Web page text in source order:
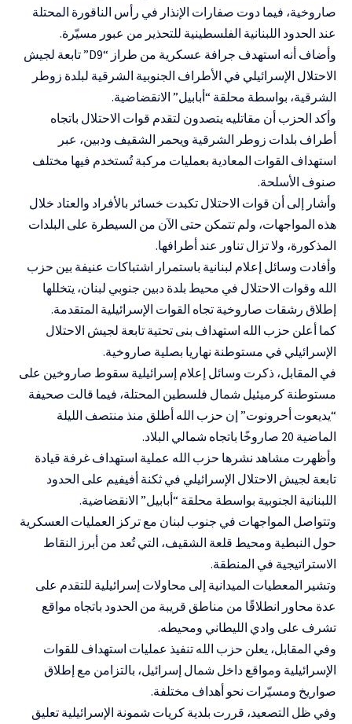
صاروخية، فيما دوت صفارات الإنذار في رأس الناقورة المحتلة
عند الحدود اللبنانية الفلسطينية للتحذير من عبور مسيّرة.
وأضاف أنه استهدف جرافة عسكرية من طراز “D9” تابعة لجيش
الاحتلال الإسرائيلي في الأطراف الجنوبية الشرقية لبلدة زوطر
الشرقية، بواسطة محلقة “أبابيل” الانقضاضية.
وأكد الحزب أن مقاتليه يتصدون لتقدم قوات الاحتلال باتجاه
أطراف بلدات زوطر الشرقية ويحمر الشقيف ودبين، عبر
استهداف القوات المعادية بعمليات مركبة تُستخدم فيها مختلف
صنوف الأسلحة.
وأشار إلى أن قوات الاحتلال تكبدت خسائر بالأفراد والعتاد خلال
هذه المواجهات، ولم تتمكن حتى الآن من السيطرة على البلدات
المذكورة، ولا تزال تناور عند أطرافها.
وأفادت وسائل إعلام لبنانية باستمرار اشتباكات عنيفة بين حزب
الله وقوات الاحتلال في محيط بلدة دبين جنوبي لبنان، يتخللها
إطلاق رشقات صاروخية تجاه القوات الإسرائيلية المتقدمة.
كما أعلن حزب الله استهداف بنى تحتية تابعة لجيش الاحتلال
الإسرائيلي في مستوطنة نهاريا بصلية صاروخية.
في المقابل، ذكرت وسائل إعلام إسرائيلية سقوط صاروخين على
مستوطنة كرميئيل شمال فلسطين المحتلة، فيما قالت صحيفة
“يديعوت أحرونوت” إن حزب الله أطلق منذ منتصف الليلة
الماضية 20 صاروخًا باتجاه شمالي البلاد.
وأظهرت مشاهد نشرها حزب الله عملية استهداف غرفة قيادة
تابعة لجيش الاحتلال الإسرائيلي في ثكنة أفيفيم على الحدود
اللبنانية الجنوبية بواسطة محلقة “أبابيل” الانقضاضية.
وتتواصل المواجهات في جنوب لبنان مع تركز العمليات العسكرية
حول النبطية ومحيط قلعة الشقيف، التي تُعد من أبرز النقاط
الاستراتيجية في المنطقة.
وتشير المعطيات الميدانية إلى محاولات إسرائيلية للتقدم على
عدة محاور انطلاقًا من مناطق قريبة من الحدود باتجاه مواقع
تشرف على وادي الليطاني ومحيطه.
وفي المقابل، يعلن حزب الله تنفيذ عمليات استهداف للقوات
الإسرائيلية ومواقع داخل شمال إسرائيل، بالتزامن مع إطلاق
صواريخ ومسيّرات نحو أهداف مختلفة.
وفي ظل التصعيد، قررت بلدية كريات شمونة الإسرائيلية تعليق